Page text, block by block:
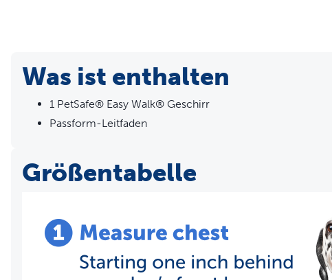
Was ist enthalten
1 PetSafe® Easy Walk® Geschirr
Passform-Leitfaden
Größentabelle